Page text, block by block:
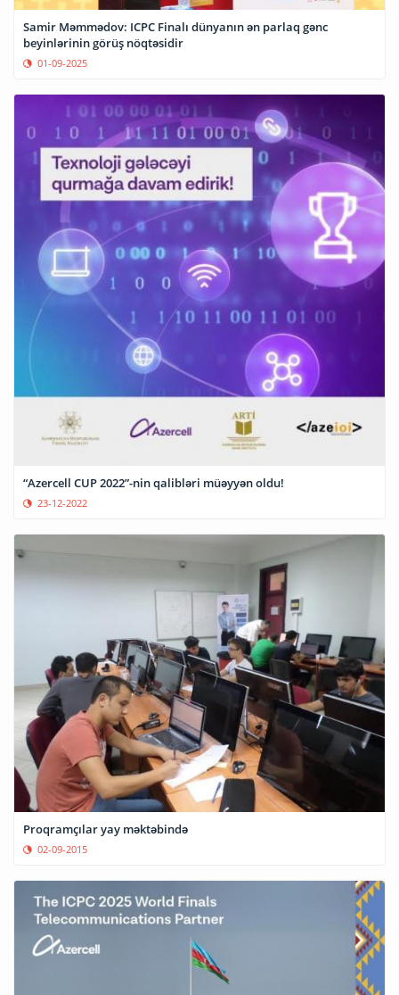
Samir Məmmədov: ICPC Finalı dünyanın ən parlaq gənc
beyinlərinin görüş nöqtəsidir
01-09-2025
“Azercell CUP 2022”-nin qalibləri müəyyən oldu!
23-12-2022
Proqramçılar yay məktəbində
02-09-2015